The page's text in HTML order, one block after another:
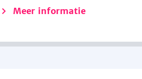
Meer informatie